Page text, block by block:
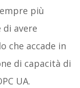
più
di avere
che accade in
di capacità di
UA.